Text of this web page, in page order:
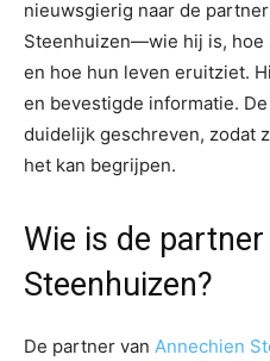
nieuwsgierig naar de
Steenhuizen—wie hij is, hoe
en hoe hun leven eruitziet.
en bevestigde informatie.
duidelijk geschreven, zodat
het kan begrijpen.
Wie is de
Steenhuizen?
De partner van Annechien